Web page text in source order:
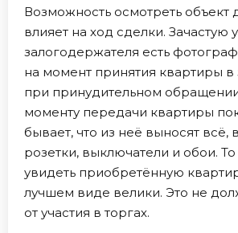
Возможность осмотреть объект
влияет на ход сделки. Зачастую у
залогодержателя есть
на момент принятия квартиры в
при принудительном
моменту передачи квартиры
бывает, что из неё выносят всё,
розетки, выключатели и обои.
увидеть приобретённую
лучшем виде велики. Это не
от участия в торгах.